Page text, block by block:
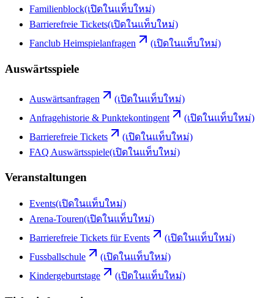
Familienblock(เปิดในแท็บใหม่)
Barrierefreie Tickets(เปิดในแท็บใหม่)
Fanclub Heimspielanfragen
(เปิดในแท็บใหม่)
Auswärtsspiele
Auswärtsanfragen
(เปิดในแท็บใหม่)
Anfragehistorie & Punktekontingent
(เปิดในแท็บใหม่)
Barrierefreie Tickets
(เปิดในแท็บใหม่)
FAQ Auswärtsspiele(เปิดในแท็บใหม่)
Veranstaltungen
Events(เปิดในแท็บใหม่)
Arena-Touren(เปิดในแท็บใหม่)
Barrierefreie Tickets für Events
(เปิดในแท็บใหม่)
Fussballschule
(เปิดในแท็บใหม่)
Kindergeburtstage
(เปิดในแท็บใหม่)